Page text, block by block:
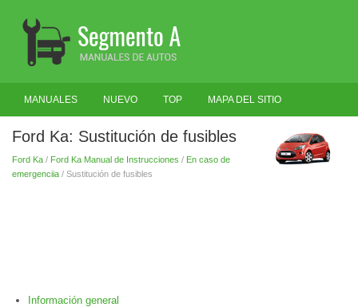
MANUALES NUEVO TOP MAPA DEL SITIO
BUSCAR
Ford Ka: Sustitución de fusibles
Ford Ka / Ford Ka Manual de Instrucciones / En caso de
emergenciia / Sustitución de fusibles
Información general